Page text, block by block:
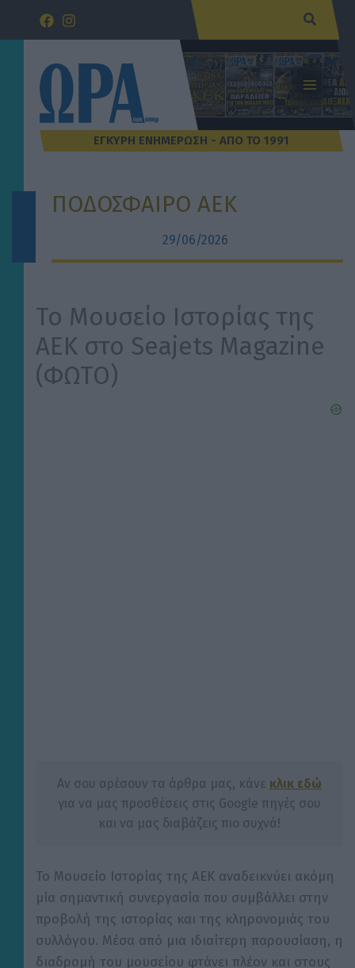
Μετάβαση
ΠΟΔΟΣΦΑΙΡΟ ΑΕΚ
29/06/2026
Το Μουσείο Ιστορίας της
ΑΕΚ στο Seajets Magazine
(ΦΩΤΟ)
Αν σου αρέσουν τα άρθρα μας, κάνε κλικ εδώ
για να μας προσθέσεις στις Google πηγές σου
και να μας διαβάζεις πιο συχνά!
Το Μουσείο Ιστορίας της ΑΕΚ αναδεικνύει ακόμη
μία σημαντική συνεργασία που συμβάλλει στην
προβολή της ιστορίας και της κληρονομιάς του
συλλόγου. Μέσα από μια ιδιαίτερη παρουσίαση, η
διαδρομή του μουσείου φτάνει πλέον και στους